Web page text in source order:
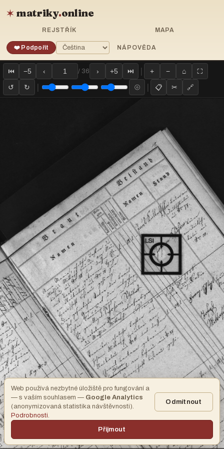
✶ matriky.online
REJSTŘÍK MAPA
❤️ Podpořit NÁPOVĚDA
⏮ −5 ‹ / 36 › +5 ⏭ + − ⌂ ⛶
↺ ↻ ⦾ 📋 ✂ 🔗
Web používá nezbytné úložiště pro fungování a
— s vaším souhlasem — Google Analytics
(anonymizovaná statistika návštěvnosti).
Podrobnosti.
Odmítnout
Přijmout